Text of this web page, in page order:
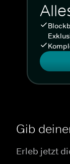
Gib
Erleb jetzt